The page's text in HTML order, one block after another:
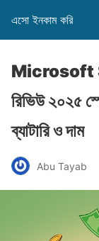
এসো ইনকাম করি
Microsoft
রিভিউ ২০২৫
ব্যাটারি ও দাম
Abu Tayab